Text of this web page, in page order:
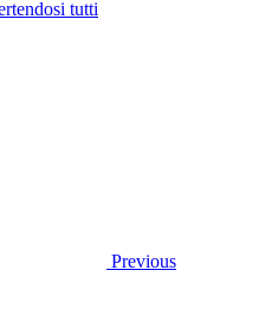
Previous